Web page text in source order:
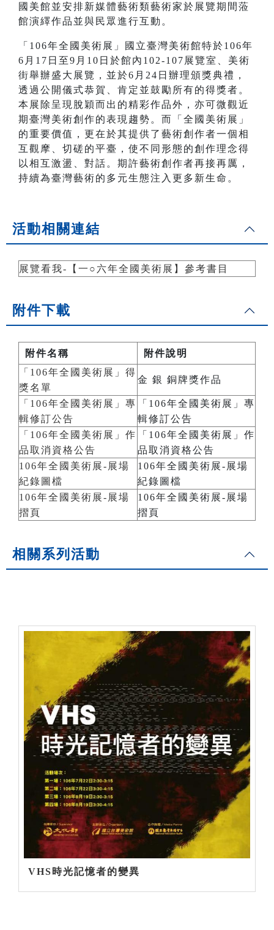
國美館並安排新媒體藝術類藝術家於展覽期間蒞
館演繹作品並與民眾進行互動。
「106年全國美術展」國立臺灣美術館特於106年
6月17日至9月10日於館內102-107展覽室、美術
街舉辦盛大展覽，並於6月24日辦理頒獎典禮，
透過公開儀式恭賀、肯定並鼓勵所有的得獎者。
本展除呈現脫穎而出的精彩作品外，亦可微觀近
期臺灣美術創作的表現趨勢。而「全國美術展」
的重要價值，更在於其提供了藝術創作者一個相
互觀摩、切磋的平臺，使不同形態的創作理念得
以相互激盪、對話。期許藝術創作者再接再厲，
持續為臺灣藝術的多元生態注入更多新生命。
活動相關連結
展覽看我-【一○六年全國美術展】參考書目
附件下載
附件名稱
附件說明
「106年全國美術展」得
獎名單
金 銀 銅牌獎作品
「106年全國美術展」專
輯修訂公告
「106年全國美術展」專
輯修訂公告
「106年全國美術展」作
品取消資格公告
「106年全國美術展」作
品取消資格公告
106年全國美術展-展場
紀錄圖檔
106年全國美術展-展場
紀錄圖檔
106年全國美術展-展場
摺頁
106年全國美術展-展場
摺頁
相關系列活動
VHS時光記憶者的變異